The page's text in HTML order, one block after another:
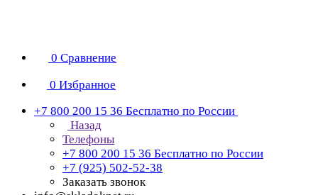
0 Сравнение
0 Избранное
+7 800 200 15 36 Бесплатно по России
Назад
Телефоны
+7 800 200 15 36 Бесплатно по России
+7 (925) 502-52-38
Заказать звонок